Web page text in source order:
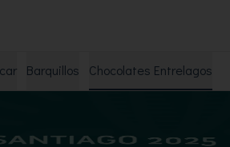
Barquillos Chocolates Entrelagos